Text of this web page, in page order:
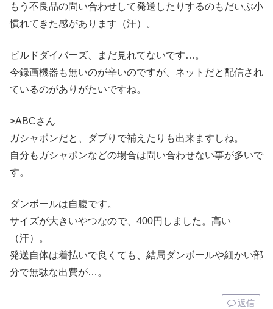
もう不良品の問い合わせして発送したりするのもだいぶ小
慣れてきた感があります（汗）。
ビルドダイバーズ、まだ見れてないです…。
今録画機器も無いのが辛いのですが、ネットだと配信され
ているのがありがたいですね。
>ABCさん
ガシャポンだと、ダブりで補えたりも出来ますしね。
自分もガシャポンなどの場合は問い合わせない事が多いで
す。
ダンボールは自腹です。
サイズが大きいやつなので、400円しました。高い
（汗）。
発送自体は着払いで良くても、結局ダンボールや細かい部
分で無駄な出費が…。
返信